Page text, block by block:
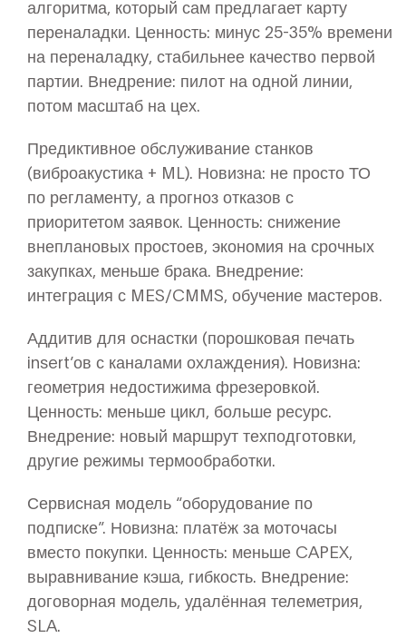
алгоритма, который сам предлагает карту
переналадки. Ценность: минус 25-35% времени
на переналадку, стабильнее качество первой
партии. Внедрение: пилот на одной линии,
потом масштаб на цех.
Предиктивное обслуживание станков
(виброакустика + ML). Новизна: не просто ТО
по регламенту, а прогноз отказов с
приоритетом заявок. Ценность: снижение
внеплановых простоев, экономия на срочных
закупках, меньше брака. Внедрение:
интеграция с MES/CMMS, обучение мастеров.
Аддитив для оснастки (порошковая печать
insert’ов с каналами охлаждения). Новизна:
геометрия недостижима фрезеровкой.
Ценность: меньше цикл, больше ресурс.
Внедрение: новый маршрут техподготовки,
другие режимы термообработки.
Сервисная модель “оборудование по
подписке”. Новизна: платёж за моточасы
вместо покупки. Ценность: меньше CAPEX,
выравнивание кэша, гибкость. Внедрение:
договорная модель, удалённая телеметрия,
SLA.